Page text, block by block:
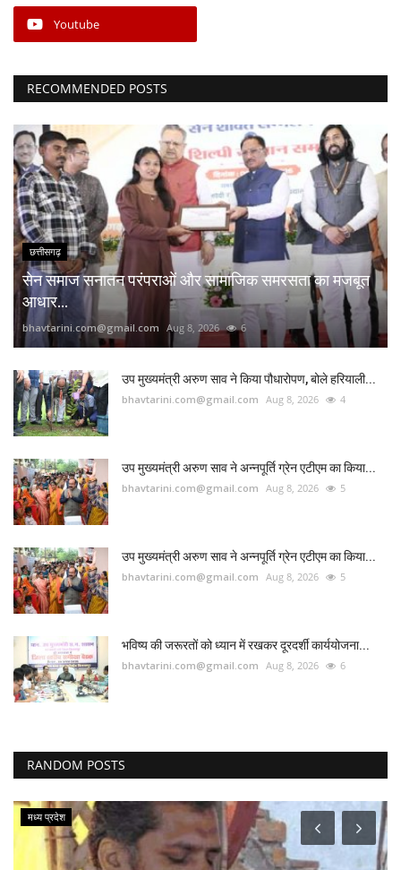
Youtube
RECOMMENDED POSTS
छत्तीसगढ़
सेन समाज सनातन परंपराओं और सामाजिक समरसता का मजबूत
आधार...
bhavtarini.com@gmail.com Aug 8, 2026 6
उप मुख्यमंत्री अरुण साव ने किया पौधारोपण, बोले हरियाली...
bhavtarini.com@gmail.com Aug 8, 2026 4
उप मुख्यमंत्री अरुण साव ने अन्नपूर्ति ग्रेन एटीएम का किया...
bhavtarini.com@gmail.com Aug 8, 2026 5
उप मुख्यमंत्री अरुण साव ने अन्नपूर्ति ग्रेन एटीएम का किया...
bhavtarini.com@gmail.com Aug 8, 2026 5
भविष्य की जरूरतों को ध्यान में रखकर दूरदर्शी कार्ययोजना...
bhavtarini.com@gmail.com Aug 8, 2026 6
RANDOM POSTS
मध्य प्रदेश